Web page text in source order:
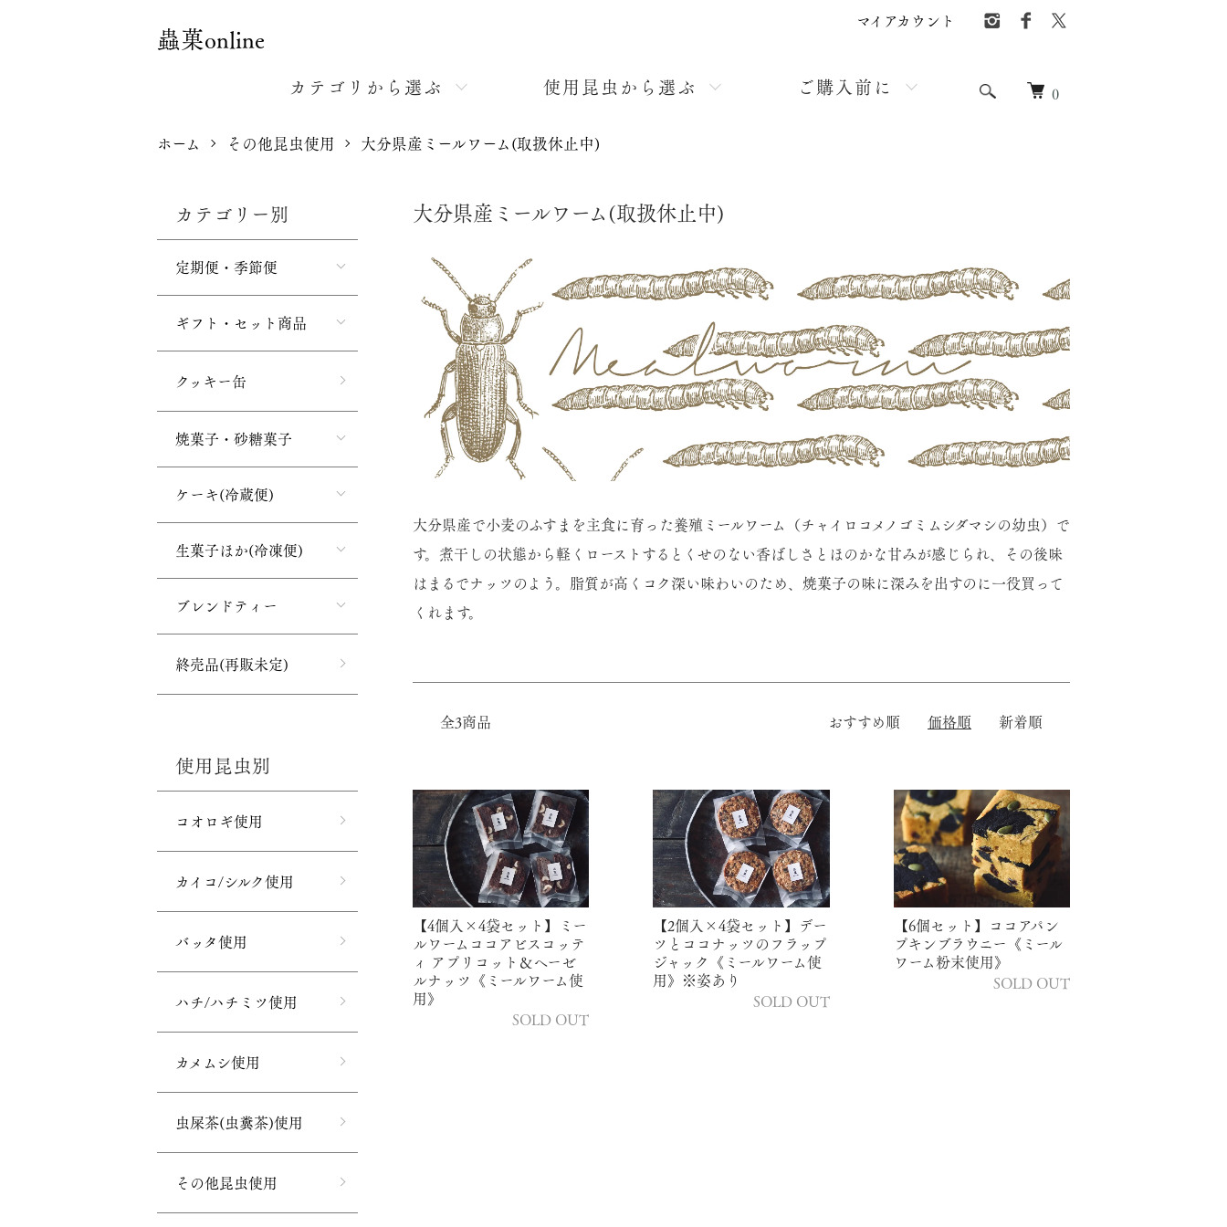
蟲菓online
0
カテゴリから選ぶ 使用昆虫から選ぶ ご購入前に
マイアカウント
ホーム その他昆虫使用 大分県産ミールワーム(取扱休止中)
大分県産ミールワーム(取扱休止中)
大分県産で小麦のふすまを主食に育った養殖ミールワーム（チャイロコメノゴミムシダマシの幼虫）で
す。煮干しの状態から軽くローストするとくせのない香ばしさとほのかな甘みが感じられ、その後味
はまるでナッツのよう。脂質が高くコク深い味わいのため、焼菓子の味に深みを出すのに一役買って
くれます。
全3商品 おすすめ順 価格順 新着順
【4個入×4袋セット】ミー
ルワームココアビスコッテ
ィ アプリコット＆ヘーゼ
ルナッツ《ミールワーム使
用》
SOLD OUT
【2個入×4袋セット】デー
ツとココナッツのフラップ
ジャック《ミールワーム使
用》※姿あり
SOLD OUT
【6個セット】ココアパン
プキンブラウニー《ミール
ワーム粉末使用》
SOLD OUT
カテゴリー別
定期便・季節便
ギフト・セット商品
クッキー缶
焼菓子・砂糖菓子
ケーキ(冷蔵便)
生菓子ほか(冷凍便)
ブレンドティー
終売品(再販未定)
使用昆虫別
コオロギ使用
カイコ/シルク使用
バッタ使用
ハチ/ハチミツ使用
カメムシ使用
虫屎茶(虫糞茶)使用
その他昆虫使用